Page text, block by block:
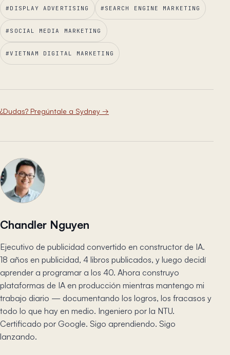
#DISPLAY ADVERTISING #SEARCH ENGINE MARKETING
#SOCIAL MEDIA MARKETING
#VIETNAM DIGITAL MARKETING
¿Dudas? Pregúntale a Sydney →
Chandler Nguyen
Ejecutivo de publicidad convertido en constructor de IA.
18 años en publicidad, 4 libros publicados, y luego decidí
aprender a programar a los 40. Ahora construyo
plataformas de IA en producción mientras mantengo mi
trabajo diario — documentando los logros, los fracasos y
todo lo que hay en medio. Ingeniero por la NTU.
Certificado por Google. Sigo aprendiendo. Sigo
lanzando.